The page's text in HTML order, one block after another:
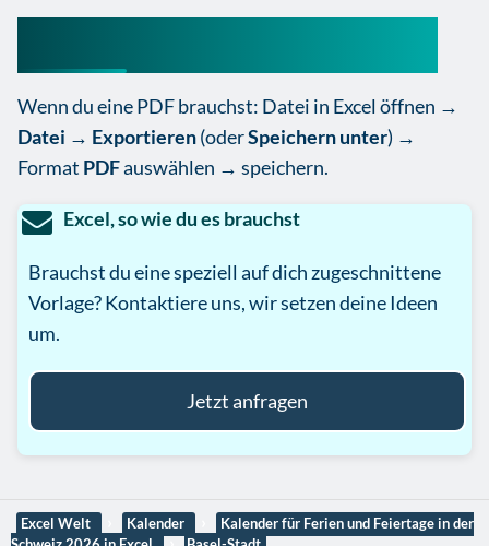
Wenn du eine PDF brauchst: Datei in Excel öffnen →
Datei → Exportieren(oderSpeichern unter) →
Format PDFauswählen → speichern.
Excel, so wie du es brauchst
Brauchst du eine speziell auf dich zugeschnittene
Vorlage? Kontaktiere uns, wir setzen deine Ideen
um.
Jetzt anfragen
Excel Welt Kalender
Kalender für Ferien und Feiertage in der